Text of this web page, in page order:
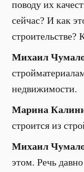
поводу их
сейчас? И как
строительстве?
Михаил
недвижимости.
Марина
строится из
Михаил
этом. Речь